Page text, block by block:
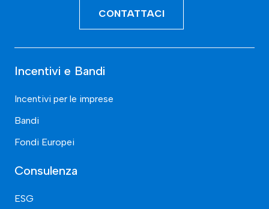
CONTATTACI
Incentivi e Bandi
Incentivi per le imprese
Bandi
Fondi Europei
Consulenza
ESG